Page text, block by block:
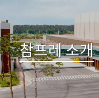
참프레 소개